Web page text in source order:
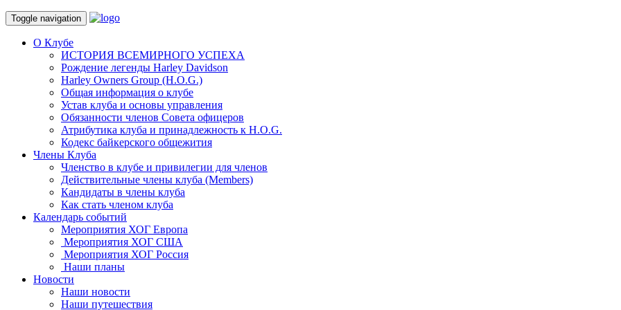
Toggle navigation
О Клубе
ИСТОРИЯ ВСЕМИРНОГО УСПЕХА
Рождение легенды Harley Davidson
Harley Owners Group (H.O.G.)
Общая информация о клубе
Устав клуба и основы управления
Обязанности членов Совета офицеров
Атрибутика клуба и принадлежность к H.O.G.
Кодекс байкерского общежития
Члены Клуба
Членство в клубе и привилегии для членов
Действительные члены клуба (Members)
Кандидаты в члены клуба
Как стать членом клуба
Календарь событий
Мероприятия ХОГ Европа
Мероприятия ХОГ США
Мероприятия ХОГ Россия
Наши планы
Новости
Наши новости
Наши путешествия